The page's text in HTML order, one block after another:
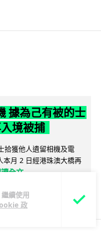
續使用
政
據為己有被的士
境被捕
拾獲他人遺留相機及電
本月 2 日經港珠澳大橋再
全文